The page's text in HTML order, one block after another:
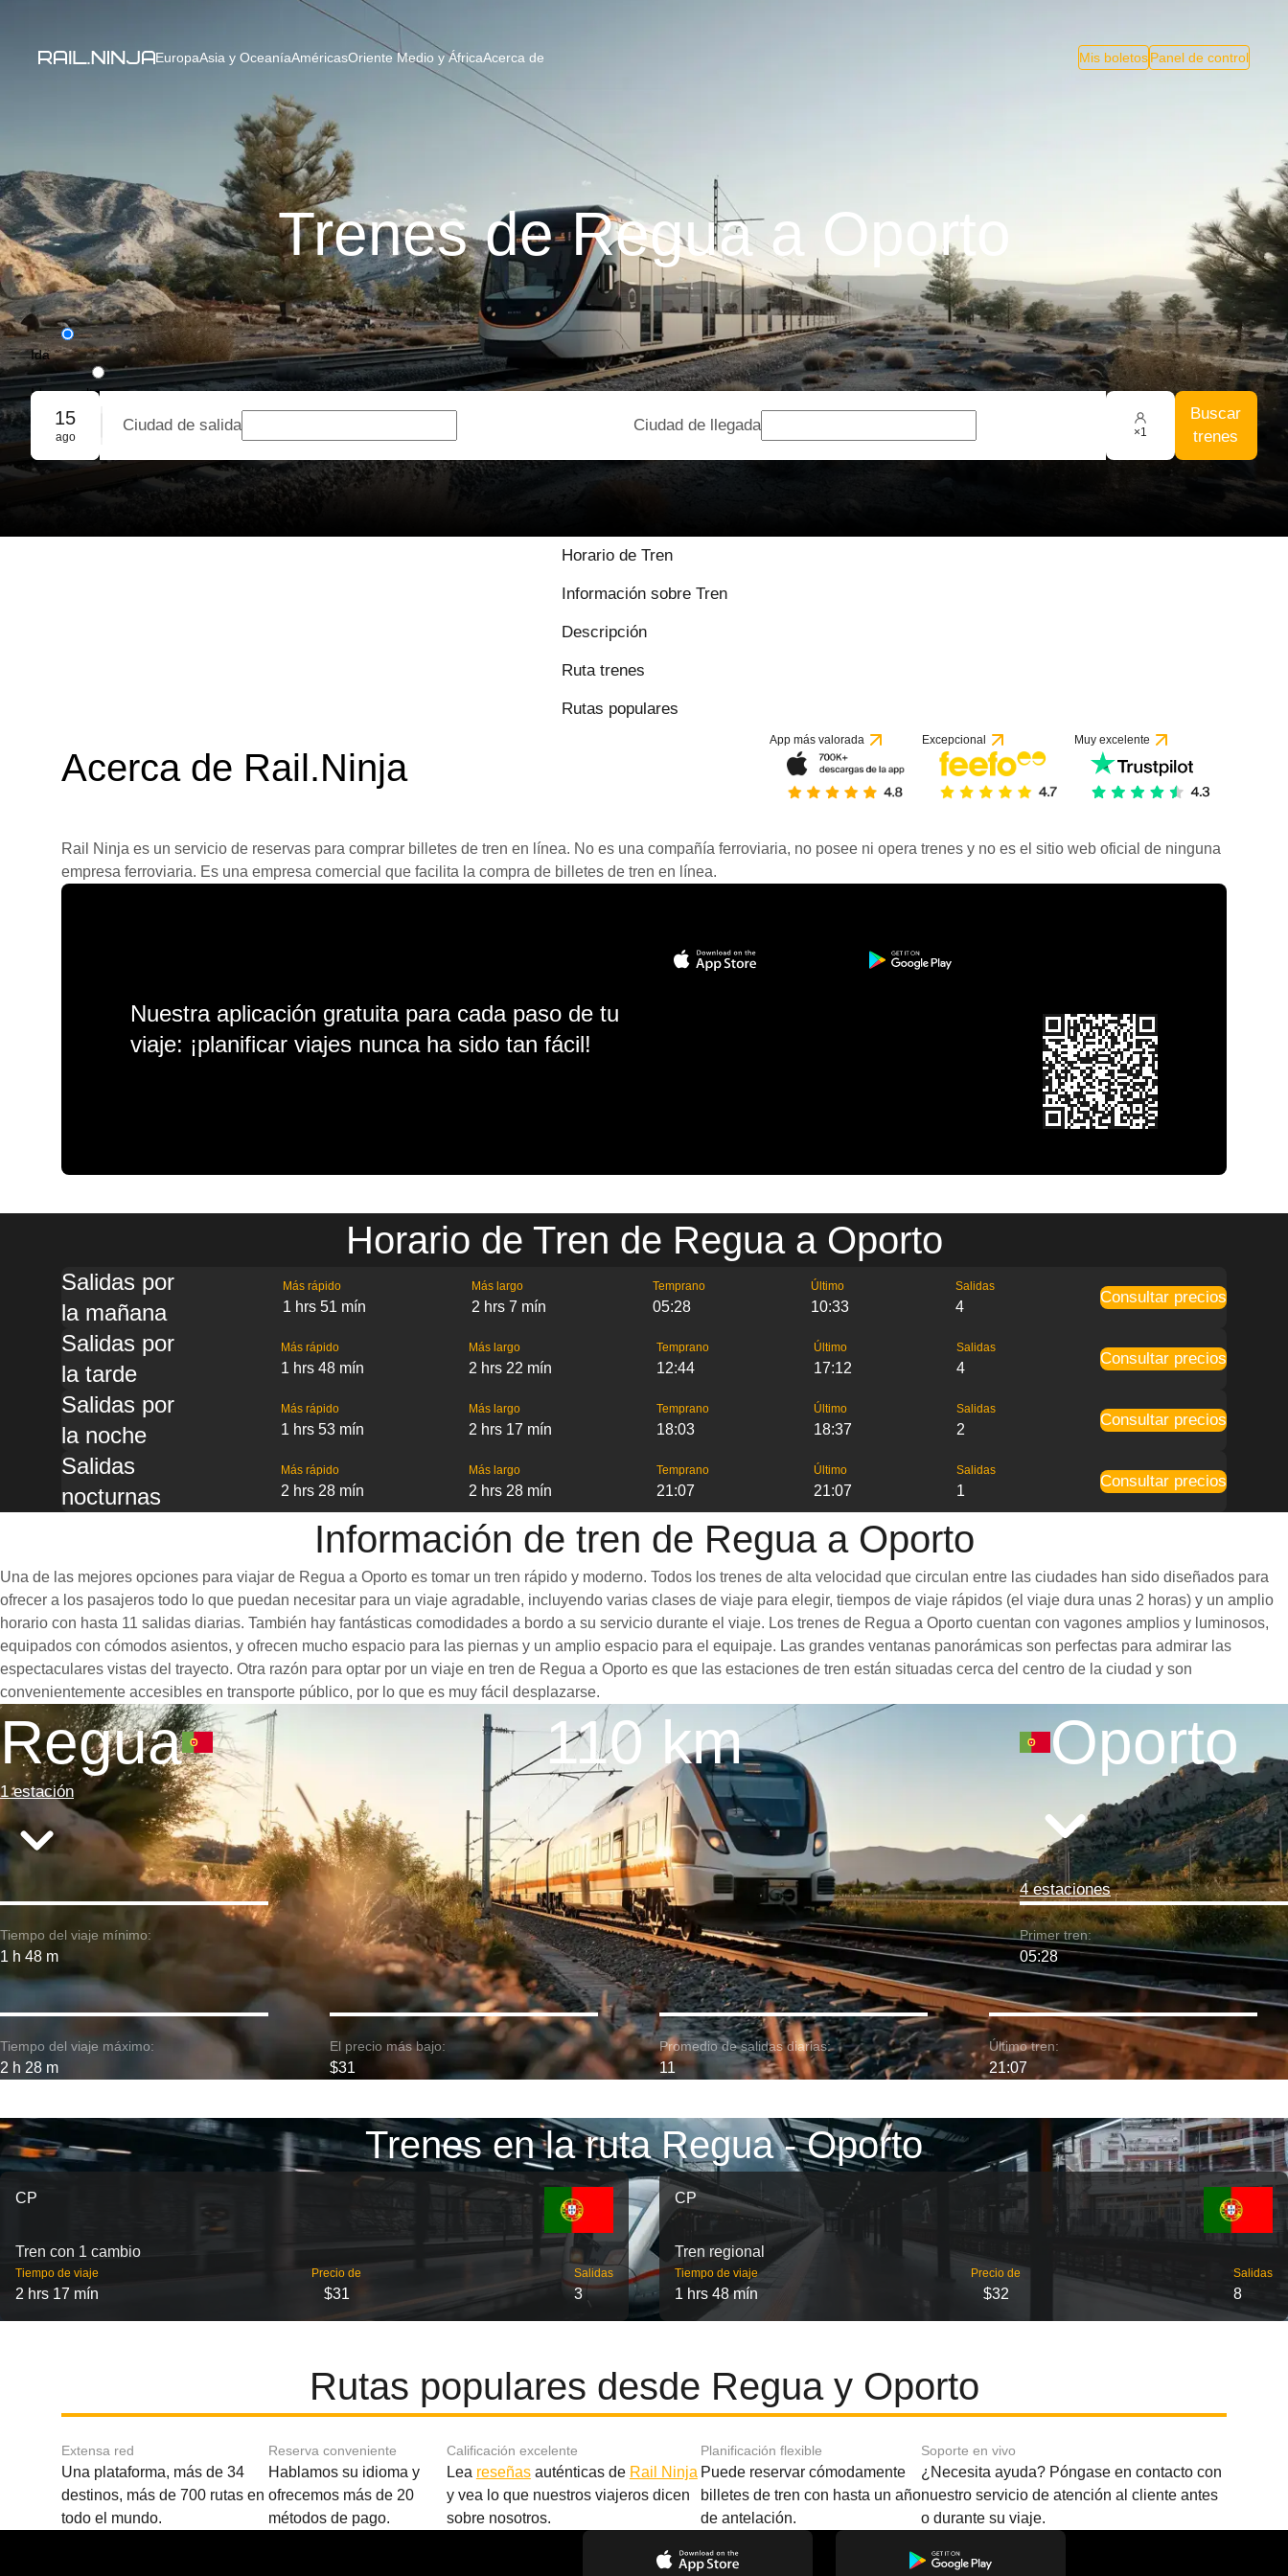
EuropaAsia y OceaníaAméricasOriente Medio y ÁfricaAcerca de Mis boletosPanel de control
Trenes de Regua a Oporto
Ida
Ida y vuelta
Reserva grupal
15
ago
Ciudad de salida Ciudad de llegada ×1
Buscar
trenes
Horario de Tren
Información sobre Tren
Descripción
Ruta trenes
Rutas populares
Acerca de Rail.Ninja
App más valorada Excepcional Muy excelente
Rail Ninja es un servicio de reservas para comprar billetes de tren en línea. No es una compañía ferroviaria, no posee ni opera trenes y no es el sitio web oficial de ninguna
empresa ferroviaria. Es una empresa comercial que facilita la compra de billetes de tren en línea.
Nuestra aplicación gratuita para cada paso de tu
viaje: ¡planificar viajes nunca ha sido tan fácil!
Horario de Tren de Regua a Oporto
Salidas por
la mañana
Más rápido
1 hrs 51 mín
Más largo
2 hrs 7 mín
Temprano
05:28
Último
10:33
Salidas
4
Consultar precios
Salidas por
la tarde
Más rápido
1 hrs 48 mín
Más largo
2 hrs 22 mín
Temprano
12:44
Último
17:12
Salidas
4
Consultar precios
Salidas por
la noche
Más rápido
1 hrs 53 mín
Más largo
2 hrs 17 mín
Temprano
18:03
Último
18:37
Salidas
2
Consultar precios
Salidas
nocturnas
Más rápido
2 hrs 28 mín
Más largo
2 hrs 28 mín
Temprano
21:07
Último
21:07
Salidas
1
Consultar precios
Información de tren de Regua a Oporto
Una de las mejores opciones para viajar de Regua a Oporto es tomar un tren rápido y moderno. Todos los trenes de alta velocidad que circulan entre las ciudades han sido diseñados para
ofrecer a los pasajeros todo lo que puedan necesitar para un viaje agradable, incluyendo varias clases de viaje para elegir, tiempos de viaje rápidos (el viaje dura unas 2 horas) y un amplio
horario con hasta 11 salidas diarias. También hay fantásticas comodidades a bordo a su servicio durante el viaje. Los trenes de Regua a Oporto cuentan con vagones amplios y luminosos,
equipados con cómodos asientos, y ofrecen mucho espacio para las piernas y un amplio espacio para el equipaje. Las grandes ventanas panorámicas son perfectas para admirar las
espectaculares vistas del trayecto. Otra razón para optar por un viaje en tren de Regua a Oporto es que las estaciones de tren están situadas cerca del centro de la ciudad y son
convenientemente accesibles en transporte público, por lo que es muy fácil desplazarse.
Regua
1 estación
110 km Oporto
4 estaciones
Tiempo del viaje mínimo:
1 h 48 m
Primer tren:
05:28
Tiempo del viaje máximo:
2 h 28 m
El precio más bajo:
$31
Promedio de salidas diarias:
11
Último tren:
21:07
Trenes en la ruta Regua - Oporto
CP
Tren con 1 cambio
Tiempo de viaje
2 hrs 17 mín
Precio de
$31
Salidas
3
CP
Tren regional
Tiempo de viaje
1 hrs 48 mín
Precio de
$32
Salidas
8
Rutas populares desde Regua y Oporto
Extensa red
Una plataforma, más de 34
destinos, más de 700 rutas en
todo el mundo.
Reserva conveniente
Hablamos su idioma y
ofrecemos más de 20
métodos de pago.
Calificación excelente
Lea reseñasauténticas de Rail Ninja
y vea lo que nuestros viajeros dicen
sobre nosotros.
Planificación flexible
Puede reservar cómodamente
billetes de tren con hasta un año
de antelación.
Soporte en vivo
¿Necesita ayuda? Póngase en contacto con
nuestro servicio de atención al cliente antes
o durante su viaje.